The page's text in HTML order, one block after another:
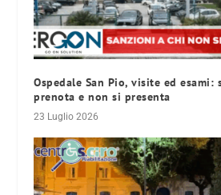
Ospedale San Pio, visite ed esami:
prenota e non si presenta
23 Luglio 2026